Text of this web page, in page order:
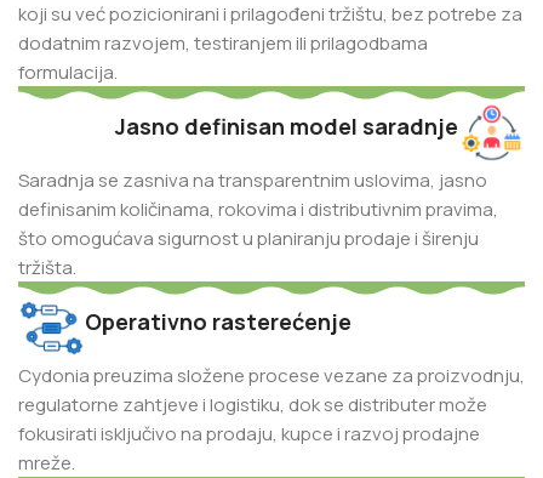
koji su već pozicionirani i prilagođeni tržištu, bez potrebe za
dodatnim razvojem, testiranjem ili prilagodbama
formulacija.
Jasno definisan model saradnje
Saradnja se zasniva na transparentnim uslovima, jasno
definisanim količinama, rokovima i distributivnim pravima,
što omogućava sigurnost u planiranju prodaje i širenju
tržišta.
Operativno rasterećenje
Cydonia preuzima složene procese vezane za proizvodnju,
regulatorne zahtjeve i logistiku, dok se distributer može
fokusirati isključivo na prodaju, kupce i razvoj prodajne
mreže.